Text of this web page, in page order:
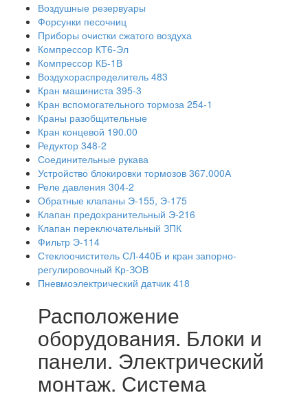
Воздушные резервуары
Форсунки песочниц
Приборы очистки сжатого воздуха
Компрессор КТ6-Эл
Компрессор КБ-1В
Воздухораспределитель 483
Кран машиниста 395-3
Кран вспомогательного тормоза 254-1
Краны разобщительные
Кран концевой 190.00
Редуктор 348-2
Соединительные рукава
Устройство блокировки тормозов 367.000А
Реле давления 304-2
Обратные клапаны Э-155, Э-175
Клапан предохранительный Э-216
Клапан переключательный ЗПК
Фильтр Э-114
Стеклоочиститель СЛ-440Б и кран запорно-
регулировочный Кр-ЗОВ
Пневмоэлектрический датчик 418
Расположение
оборудования. Блоки и
панели. Электрический
монтаж. Система